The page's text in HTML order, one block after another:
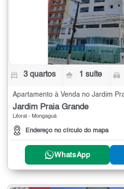
3 quartos 1 suíte
Jardim Praia Grande
Litoral - Mongaguá
Endereço no círculo do mapa
WhatsApp